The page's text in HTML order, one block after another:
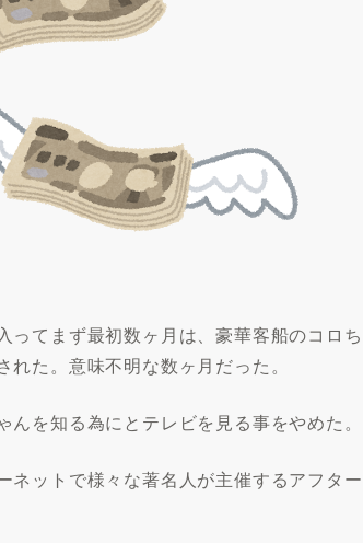
ってまず最初数ヶ月は、豪華客船のコロ
れた。意味不明な数ヶ月だった。
んを知る為にとテレビを見る事をやめた。
ネットで様々な著名人が主催するアフタ